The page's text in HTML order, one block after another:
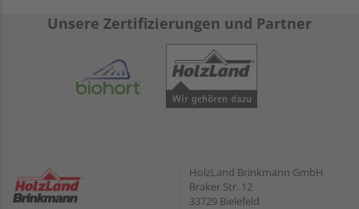
Unsere Zertifizierungen und Partner
HolzLand Brinkmann GmbH
Braker Str. 12
33729 Bielefeld